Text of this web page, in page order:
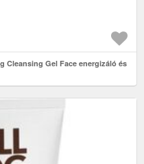
Cleansing Gel Face energizáló és